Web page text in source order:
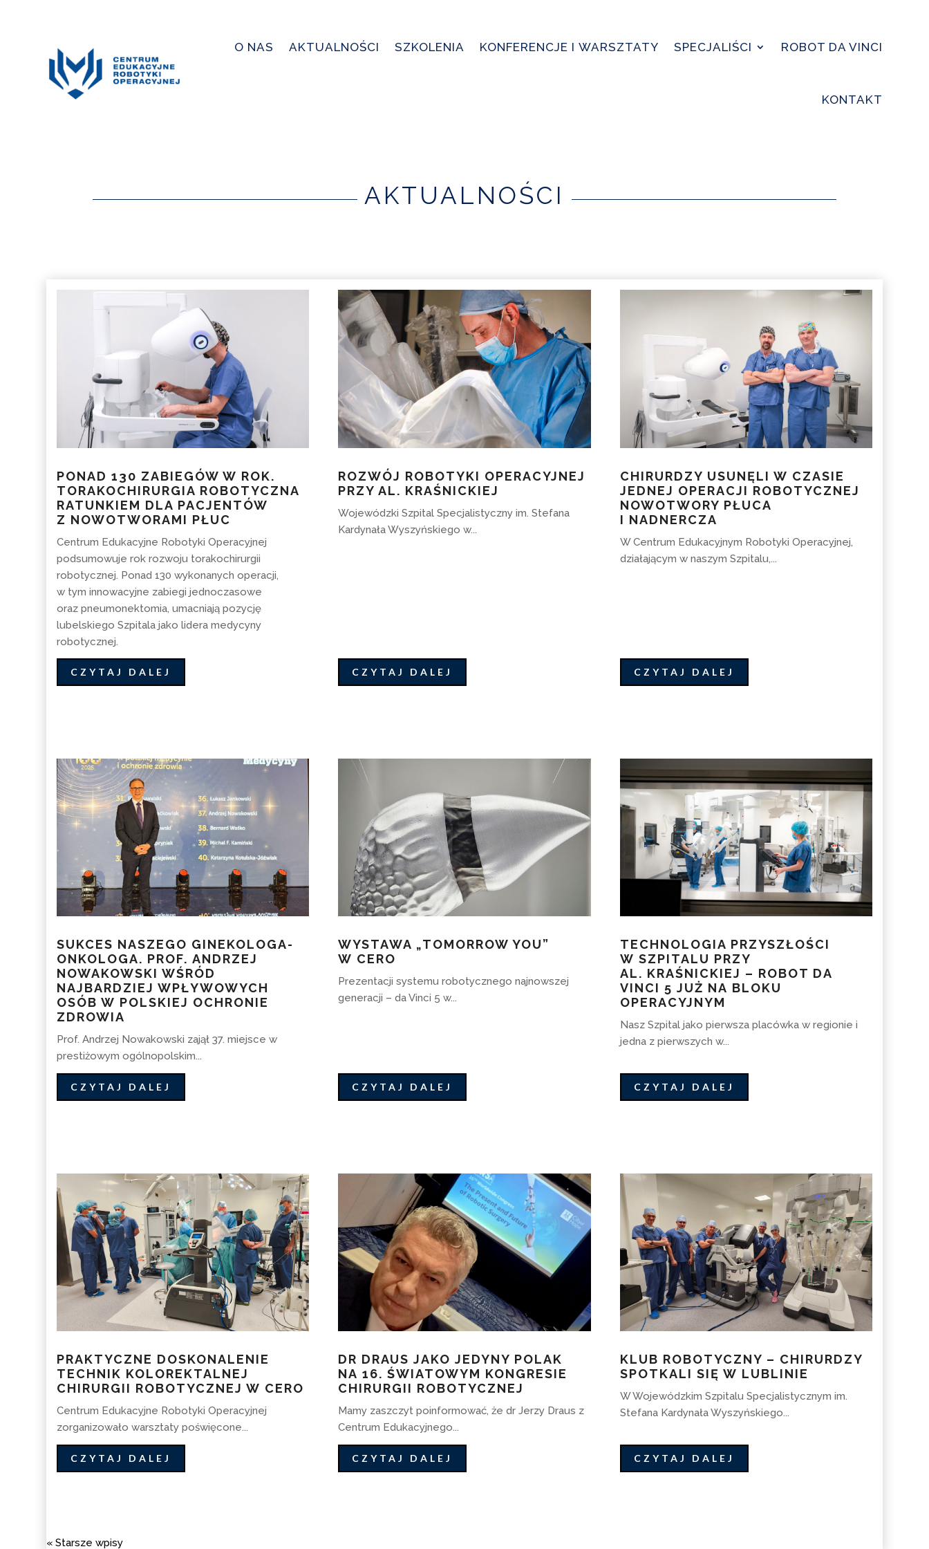
O NAS AKTUALNOŚCI SZKOLENIA KONFERENCJE I WARSZTATY SPECJALIŚCI ROBOT DA VINCI
KONTAKT
AKTUALNOŚCI
PONAD 130 ZABIEGÓW W ROK.
TORAKOCHIRURGIA ROBOTYCZNA
RATUNKIEM DLA PACJENTÓW
Z NOWOTWORAMI PŁUC
Centrum Edukacyjne Robotyki Operacyjnej
podsumowuje rok rozwoju torakochirurgii
robotycznej. Ponad 130 wykonanych operacji,
w tym innowacyjne zabiegi jednoczasowe
oraz pneumonektomia, umacniają pozycję
lubelskiego Szpitala jako lidera medycyny
robotycznej.
CZYTAJ DALEJ
ROZWÓJ ROBOTYKI OPERACYJNEJ
PRZY AL. KRAŚNICKIEJ
Wojewódzki Szpital Specjalistyczny im. Stefana
Kardynała Wyszyńskiego w...
CZYTAJ DALEJ
CHIRURDZY USUNĘLI W CZASIE
JEDNEJ OPERACJI ROBOTYCZNEJ
NOWOTWORY PŁUCA
I NADNERCZA
W Centrum Edukacyjnym Robotyki Operacyjnej,
działającym w naszym Szpitalu,...
CZYTAJ DALEJ
SUKCES NASZEGO GINEKOLOGA-
ONKOLOGA. PROF. ANDRZEJ
NOWAKOWSKI WŚRÓD
NAJBARDZIEJ WPŁYWOWYCH
OSÓB W POLSKIEJ OCHRONIE
ZDROWIA
Prof. Andrzej Nowakowski zajął 37. miejsce w
prestiżowym ogólnopolskim...
CZYTAJ DALEJ
WYSTAWA „TOMORROW YOU”
W CERO
Prezentacji systemu robotycznego najnowszej
generacji – da Vinci 5 w...
CZYTAJ DALEJ
TECHNOLOGIA PRZYSZŁOŚCI
W SZPITALU PRZY
AL. KRAŚNICKIEJ – ROBOT DA
VINCI 5 JUŻ NA BLOKU
OPERACYJNYM
Nasz Szpital jako pierwsza placówka w regionie i
jedna z pierwszych w...
CZYTAJ DALEJ
PRAKTYCZNE DOSKONALENIE
TECHNIK KOLOREKTALNEJ
CHIRURGII ROBOTYCZNEJ W CERO
Centrum Edukacyjne Robotyki Operacyjnej
zorganizowało warsztaty poświęcone...
CZYTAJ DALEJ
DR DRAUS JAKO JEDYNY POLAK
NA 16. ŚWIATOWYM KONGRESIE
CHIRURGII ROBOTYCZNEJ
Mamy zaszczyt poinformować, że dr Jerzy Draus z
Centrum Edukacyjnego...
CZYTAJ DALEJ
KLUB ROBOTYCZNY – CHIRURDZY
SPOTKALI SIĘ W LUBLINIE
W Wojewódzkim Szpitalu Specjalistycznym im.
Stefana Kardynała Wyszyńskiego...
CZYTAJ DALEJ
« Starsze wpisy